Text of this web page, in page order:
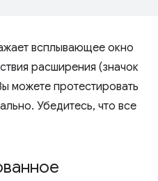
всплывающее окно
расширения (значок
можете протестировать
Убедитесь, что все